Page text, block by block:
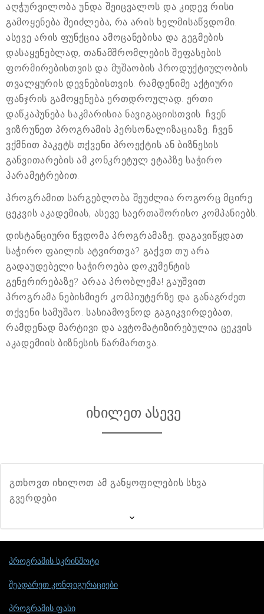
აღჭურვილობა უნდა შეიცვალოს და კიდევ რისი
გამოყენება შეიძლება, რა არის ხელმისაწვდომი.
ასევე არის ფუნქცია ამოცანებისა და გეგმების
დასაყენებლად, თანამშრომლების შეფასების
ფორმირებისთვის და მუშაობის პროდუქტიულობის
თვალყურის დევნებისთვის. რამდენიმე აქტიური
ფანჯრის გამოყენება ერთდროულად. ერთი
დაწკაპუნება საკმარისია ნავიგაციისთვის. ჩვენ
ვიზრუნეთ პროგრამის პერსონალიზაციაზე. ჩვენ
ვქმნით პაკეტს თქვენი პროექტის ან ბიზნესის
განვითარების ამ კონკრეტულ ეტაპზე საჭირო
პარამეტრებით.
პროგრამით სარგებლობა შეუძლია როგორც მცირე
ცეკვის აკადემიას, ასევე საერთაშორისო კომპანიებს.
დისტანციური წვდომა პროგრამაზე. დაგავიწყდათ
საჭირო ფაილის ატვირთვა? გაქვთ თუ არა
გადაუდებელი საჭიროება დოკუმენტის
გენერირებაზე? Არაა პრობლემა! გაუშვით
პროგრამა ნებისმიერ კომპიუტერზე და განაგრძეთ
თქვენი სამუშაო. სასიამოვნოდ გაგიკვირდებათ,
რამდენად მარტივი და ავტომატიზირებულია ცეკვის
აკადემიის ბიზნესის წარმართვა.
იხილეთ ასევე
გთხოვთ იხილოთ ამ განყოფილების სხვა
გვერდები.
პროგრამის სკრინშოტი
შეადარეთ კონფიგურაციები
პროგრამის ფასი